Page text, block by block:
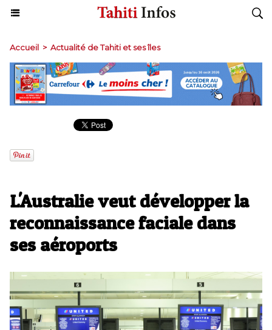
Accueil > Actualité de Tahiti et ses îles
L'Australie veut développer la
reconnaissance faciale dans
ses aéroports